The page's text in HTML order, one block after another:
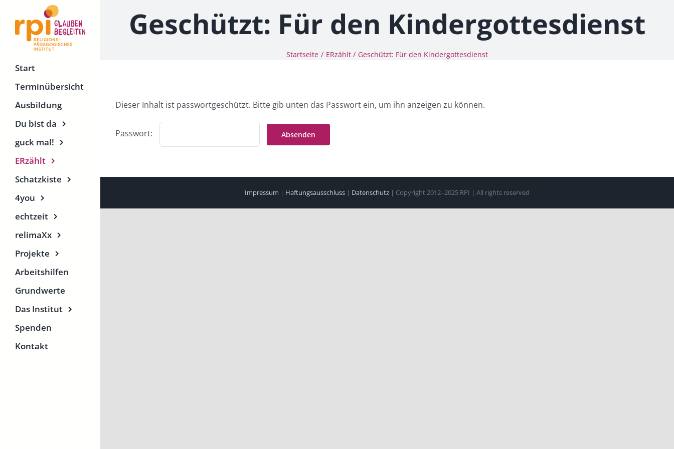
Inhalt
springen
Start
Terminübersicht
Ausbildung
Du bist da
guck mal!
ERzählt
Schatzkiste
4you
echtzeit
relimaXx
Projekte
Arbeitshilfen
Grundwerte
Das Institut
Spenden
Kontakt
Geschützt: Für den Kindergottesdienst
Startseite ERzählt Geschützt: Für den Kindergottesdienst
Dieser Inhalt ist passwortgeschützt. Bitte gib unten das Passwort ein, um ihn anzeigen zu können.
Passwort:
Impressum | Haftungsausschluss | Datenschutz | Copyright 2012–2025 RPI | All rights reserved